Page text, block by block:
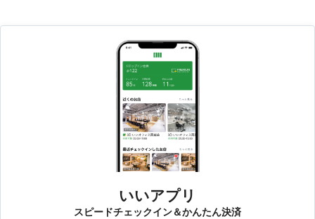
いいアプリ
スピードチェックイン＆かんたん決済